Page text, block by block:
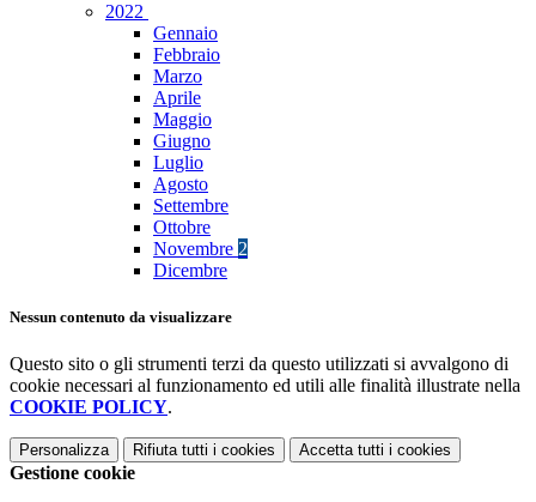
2022
Gennaio
Febbraio
Marzo
Aprile
Maggio
Giugno
Luglio
Agosto
Settembre
Ottobre
Novembre 2
Dicembre
Nessun contenuto da visualizzare
Questo sito o gli strumenti terzi da questo utilizzati si avvalgono di
cookie necessari al funzionamento ed utili alle finalità illustrate nella
COOKIE POLICY.
Personalizza Rifiuta tutti i cookies Accetta tutti i cookies
Gestione cookie